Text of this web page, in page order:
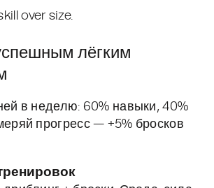
over size.
лёгким
в неделю: 60% навыки, 40%
прогресс — +5% бросков